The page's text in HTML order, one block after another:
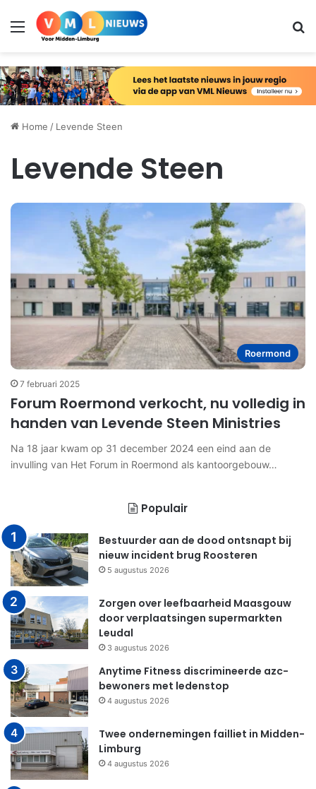
Menu
Home / Levende Steen
Levende Steen
Roermond
7 februari 2025
Forum Roermond verkocht, nu volledig in
handen van Levende Steen Ministries
Na 18 jaar kwam op 31 december 2024 een eind aan de
invulling van Het Forum in Roermond als kantoorgebouw…
Populair
Bestuurder aan de dood ontsnapt bij
nieuw incident brug Roosteren
5 augustus 2026
Zorgen over leefbaarheid Maasgouw
door verplaatsingen supermarkten
Leudal
3 augustus 2026
Anytime Fitness discrimineerde azc-
bewoners met ledenstop
4 augustus 2026
Twee ondernemingen failliet in Midden-
Limburg
4 augustus 2026